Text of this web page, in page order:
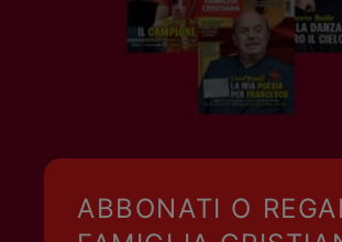
ABBONATI O